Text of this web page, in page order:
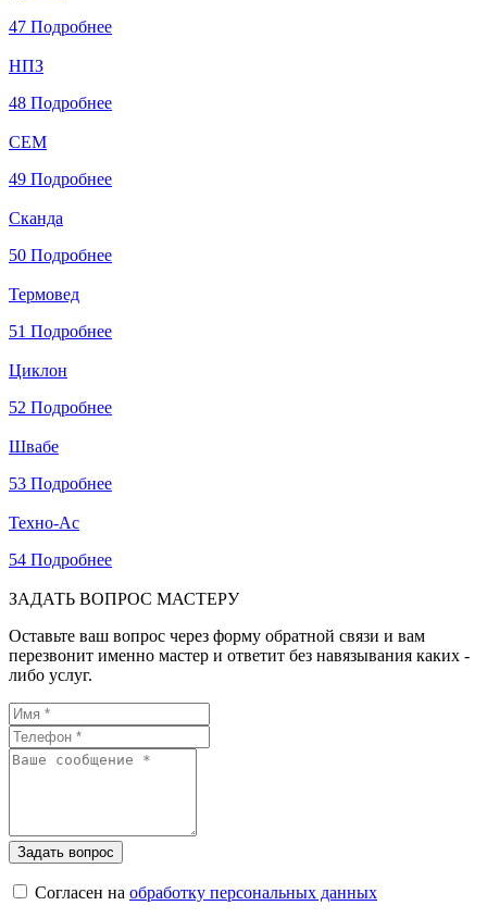
47 Подробнее
НПЗ
48 Подробнее
СЕМ
49 Подробнее
Сканда
50 Подробнее
Термовед
51 Подробнее
Циклон
52 Подробнее
Швабе
53 Подробнее
Техно-Ас
54 Подробнее
ЗАДАТЬ ВОПРОС МАСТЕРУ
Оставьте ваш вопрос через форму обратной связи и вам
перезвонит именно мастер и ответит без навязывания каких -
либо услуг.
Согласен на обработку персональных данных